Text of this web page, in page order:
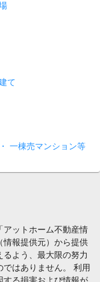
て
一棟売マンション等
アットホーム不動産情
情報提供元）から提供
よう、最大限の努力
はありません。 利用